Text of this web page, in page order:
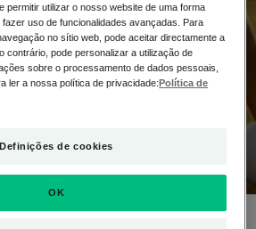
DESPORTO
certos a
permitir utilizar o nosso website de uma forma
uso de funcionalidades avançadas. Para
no sítio web, pode aceitar directamente a
contrário, pode personalizar a utilização de
sobre o processamento de dados pessoais,
ler a nossa política de privacidade:Política de
Definições de cookies
OK